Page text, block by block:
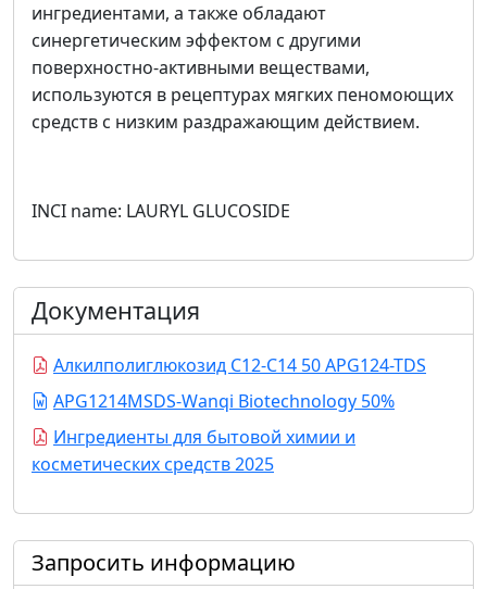
ингредиентами, а также обладают
синергетическим эффектом с другими
поверхностно-активными веществами,
используются в рецептурах мягких пеномоющих
средств с низким раздражающим действием.
INCI name: LAURYL GLUCOSIDE
Документация
Алкилполиглюкозид С12-С14 50 APG124-TDS
APG1214MSDS-Wanqi Biotechnology 50%
Ингредиенты для бытовой химии и
косметических средств 2025
Запросить информацию